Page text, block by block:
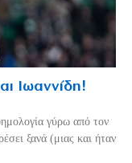
Ιωαννίδη!
γύρω από τον
ξανά (μιας και ήταν